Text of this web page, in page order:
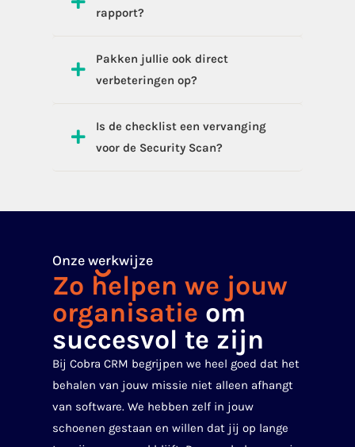
rapport?
Pakken jullie ook direct
verbeteringen op?
Is de checklist een vervanging
voor de Security Scan?
Onze werkwijze
Zo helpen we jouw
organisatie om
succesvol te zijn
Bij Cobra CRM begrijpen we heel goed dat het
behalen van jouw missie niet alleen afhangt
van software. We hebben zelf in jouw
schoenen gestaan en willen dat jij op lange